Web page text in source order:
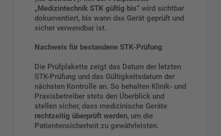
„Medizintechnik STK gültig bis“ wird sichtbar
dokumentiert, bis wann das Gerät geprüft und
sicher verwendbar ist.
Nachweis für bestandene STK-Prüfung
Die Prüfplakette zeigt das Datum der letzten
STK-Prüfung und das Gültigkeitsdatum der
nächsten Kontrolle an. So behalten Klinik- und
Praxisbetreiber stets den Überblick und
stellen sicher, dass medizinische Geräte
rechtzeitig überprüft werden, um die
Patientensicherheit zu gewährleisten.